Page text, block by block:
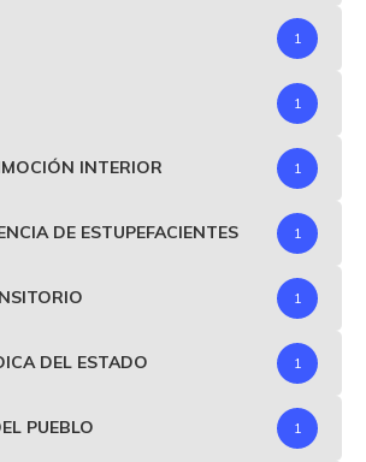
1
1
INTERIOR 1
DE ESTUPEFACIENTES 1
1
DEL ESTADO 1
PUEBLO 1